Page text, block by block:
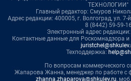
ТЕХНОЛОГИИ"
Главный редактор: Смуров
Адрес редакции: 400005, г. Волгоград, ул.
8 (8442) 59-59-16
Электронный адрес редакции:
Контактные данные для Роскомнадзора и
Техподдержка:
По вопросам коммерческого
Жапарова Жанна, менеджер по работе с
zhanna.zhaparova@shkulev.ru,